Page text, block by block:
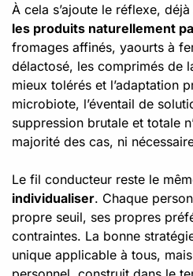
À cela s’ajoute le réflexe,
les produits naturellement
fromages affinés, yaourts à
délactosé, les comprimés de
mieux tolérés et l’adaptation
microbiote, l’éventail de
suppression brutale et totale
majorité des cas, ni
Le fil conducteur reste le
individualiser. Chaque
propre seuil, ses propres
contraintes. La bonne
unique applicable à tous,